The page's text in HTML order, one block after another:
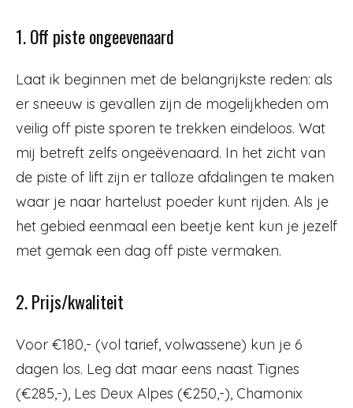
1. Off piste ongeevenaard
Laat ik beginnen met de belangrijkste reden: als
er sneeuw is gevallen zijn de mogelijkheden om
veilig off piste sporen te trekken eindeloos. Wat
mij betreft zelfs ongeëvenaard. In het zicht van
de piste of lift zijn er talloze afdalingen te maken
waar je naar hartelust poeder kunt rijden. Als je
het gebied eenmaal een beetje kent kun je jezelf
met gemak een dag off piste vermaken.
2. Prijs/kwaliteit
Voor €180,- (vol tarief, volwassene) kun je 6
dagen los. Leg dat maar eens naast Tignes
(€285,-), Les Deux Alpes (€250,-), Chamonix